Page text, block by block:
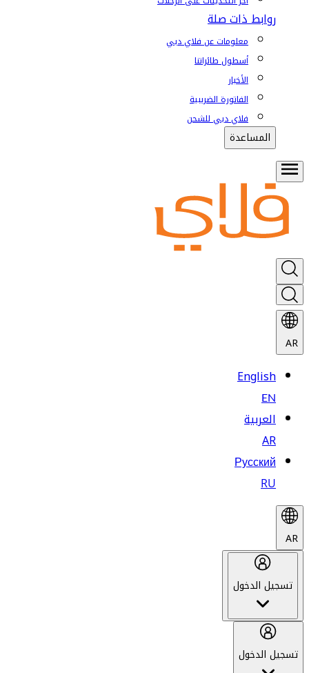
روابط ذات صلة
معلومات عن فلاي دبي
أسطول طائراتنا
الأخبار
الفاتورة الضريبية
فلاي دبي للشحن
المساعدة
AR
English
EN
العربية
AR
Русский
RU
AR
تسجيل الدخول
تسجيل الدخول